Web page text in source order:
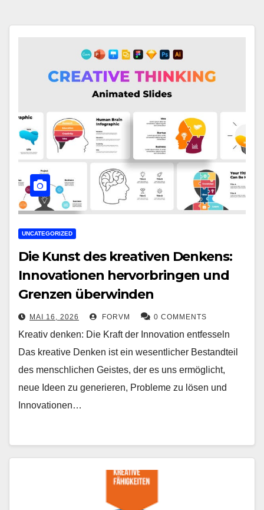
UNCATEGORIZED
Die Kunst des kreativen Denkens:
Innovationen hervorbringen und
Grenzen überwinden
MAI 16, 2026 FORVM 0 COMMENTS
Kreativ denken: Die Kraft der Innovation entfesseln
Das kreative Denken ist ein wesentlicher Bestandteil
des menschlichen Geistes, der es uns ermöglicht,
neue Ideen zu generieren, Probleme zu lösen und
Innovationen…